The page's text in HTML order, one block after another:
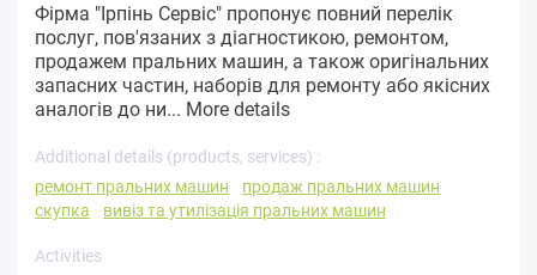
Фірма "Ірпінь Сервіс" пропонує повний перелік
послуг, пов'язаних з діагностикою, ремонтом,
продажем пральних машин, а також оригінальних
запасних частин, наборів для ремонту або якісних
аналогів до ни... More details
Additional details (products, services) :
ремонт пральних машин
продаж пральних машин
скупка
вивіз та утилізація пральних машин
Activities